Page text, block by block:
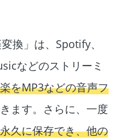
換」は、Spotify、
などのストリーミ
をMP3などの音声フ
ます。さらに、一度
永久に保存でき、他の